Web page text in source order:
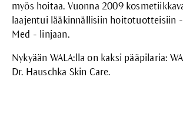
myös hoitaa. Vuonna 2009
laajentui lääkinnällisiin hoitotuotteisiin -
Med - linjaan.
Nykyään WALA:lla on kaksi pääpilaria:
Dr. Hauschka Skin Care.